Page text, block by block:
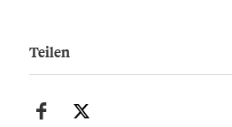
Teilen